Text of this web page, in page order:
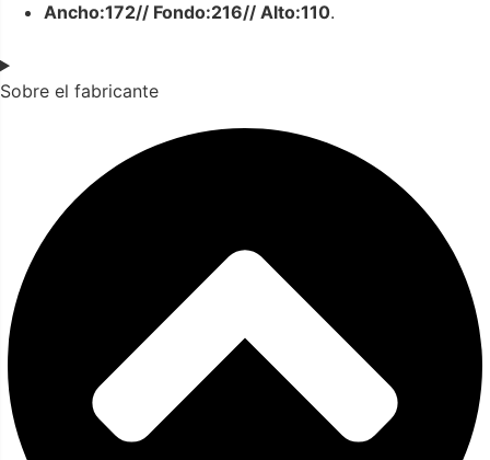
Ancho:172// Fondo:216// Alto:110.
Sobre el fabricante